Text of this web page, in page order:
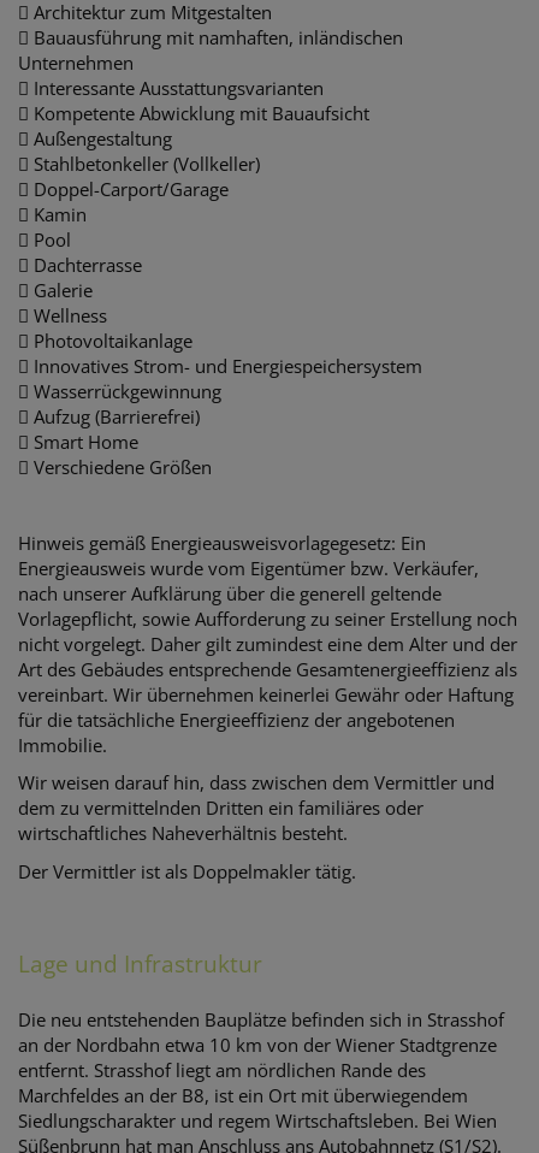
 Architektur zum Mitgestalten
 Bauausführung mit namhaften, inländischen
Unternehmen
 Interessante Ausstattungsvarianten
 Kompetente Abwicklung mit Bauaufsicht
 Außengestaltung
 Stahlbetonkeller (Vollkeller)
 Doppel-Carport/Garage
 Kamin
 Pool
 Dachterrasse
 Galerie
 Wellness
 Photovoltaikanlage
 Innovatives Strom- und Energiespeichersystem
 Wasserrückgewinnung
 Aufzug (Barrierefrei)
 Smart Home
 Verschiedene Größen
Hinweis gemäß Energieausweisvorlagegesetz: Ein
Energieausweis wurde vom Eigentümer bzw. Verkäufer,
nach unserer Aufklärung über die generell geltende
Vorlagepflicht, sowie Aufforderung zu seiner Erstellung noch
nicht vorgelegt. Daher gilt zumindest eine dem Alter und der
Art des Gebäudes entsprechende Gesamtenergieeffizienz als
vereinbart. Wir übernehmen keinerlei Gewähr oder Haftung
für die tatsächliche Energieeffizienz der angebotenen
Immobilie.
Wir weisen darauf hin, dass zwischen dem Vermittler und
dem zu vermittelnden Dritten ein familiäres oder
wirtschaftliches Naheverhältnis besteht.
Der Vermittler ist als Doppelmakler tätig.
Lage und Infrastruktur
Die neu entstehenden Bauplätze befinden sich in Strasshof
an der Nordbahn etwa 10 km von der Wiener Stadtgrenze
entfernt. Strasshof liegt am nördlichen Rande des
Marchfeldes an der B8, ist ein Ort mit überwiegendem
Siedlungscharakter und regem Wirtschaftsleben. Bei Wien
Süßenbrunn hat man Anschluss ans Autobahnnetz (S1/S2).